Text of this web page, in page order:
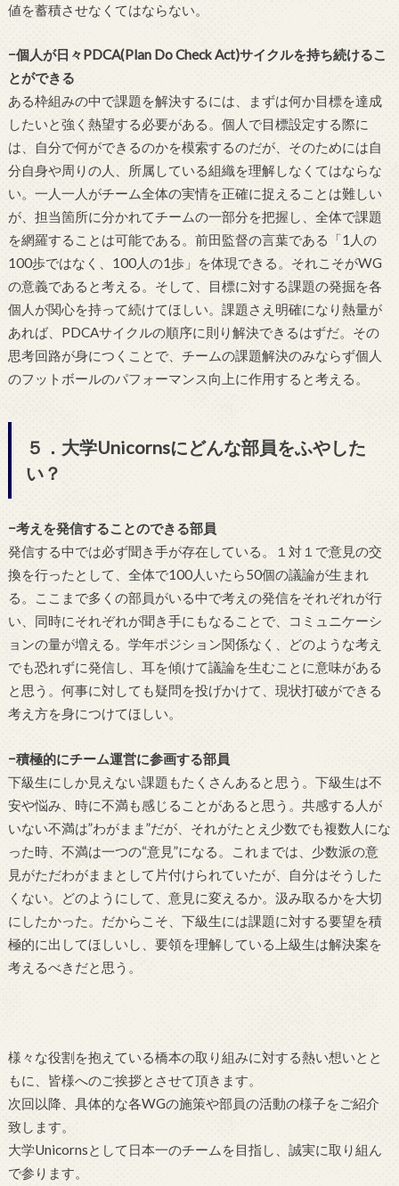
値を蓄積させなくてはならない。
−個人が日々PDCA(Plan Do Check Act)サイクルを持ち続けるこ
とができる
ある枠組みの中で課題を解決するには、まずは何か目標を達成
したいと強く熱望する必要がある。個人で目標設定する際に
は、自分で何ができるのかを模索するのだが、そのためには自
分自身や周りの人、所属している組織を理解しなくてはならな
い。一人一人がチーム全体の実情を正確に捉えることは難しい
が、担当箇所に分かれてチームの一部分を把握し、全体で課題
を網羅することは可能である。前田監督の言葉である「1人の
100歩ではなく、100人の1歩」を体現できる。それこそがWG
の意義であると考える。そして、目標に対する課題の発掘を各
個人が関心を持って続けてほしい。課題さえ明確になり熱量が
あれば、PDCAサイクルの順序に則り解決できるはずだ。その
思考回路が身につくことで、チームの課題解決のみならず個人
のフットボールのパフォーマンス向上に作用すると考える。
５．大学Unicornsにどんな部員をふやした
い？
−考えを発信することのできる部員
発信する中では必ず聞き手が存在している。１対１で意見の交
換を行ったとして、全体で100人いたら50個の議論が生まれ
る。ここまで多くの部員がいる中で考えの発信をそれぞれが行
い、同時にそれぞれが聞き手にもなることで、コミュニケーシ
ョンの量が増える。学年ポジション関係なく、どのような考え
でも恐れずに発信し、耳を傾けて議論を生むことに意味がある
と思う。何事に対しても疑問を投げかけて、現状打破ができる
考え方を身につけてほしい。
−積極的にチーム運営に参画する部員
下級生にしか見えない課題もたくさんあると思う。下級生は不
安や悩み、時に不満も感じることがあると思う。共感する人が
いない不満は”わがまま”だが、それがたとえ少数でも複数人にな
った時、不満は一つの“意見”になる。これまでは、少数派の意
見がただわがままとして片付けられていたが、自分はそうした
くない。どのようにして、意見に変えるか。汲み取るかを大切
にしたかった。だからこそ、下級生には課題に対する要望を積
極的に出してほしいし、要領を理解している上級生は解決案を
考えるべきだと思う。
様々な役割を抱えている橋本の取り組みに対する熱い想いとと
もに、皆様へのご挨拶とさせて頂きます。
次回以降、具体的な各WGの施策や部員の活動の様子をご紹介
致します。
大学Unicornsとして日本一のチームを目指し、誠実に取り組ん
で参ります。